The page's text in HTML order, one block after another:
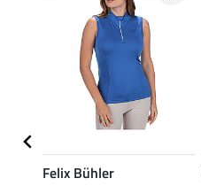
Felix Bühler